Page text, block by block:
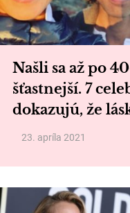
Našli sa až po
šťastnejší. 7
dokazujú, že
23. apríla 2021